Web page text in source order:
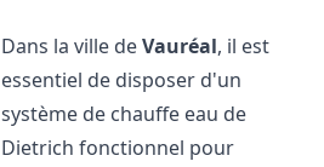
Dans la ville deVauréal, il est
essentiel de disposer d'un
système de chauffe eau de
Dietrich fonctionnel pour